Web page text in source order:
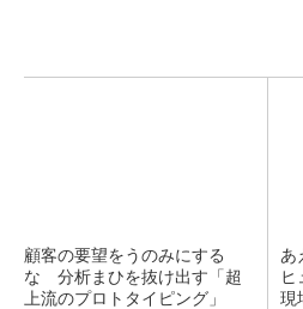
顧客の要望をうのみにする
な 分析まひを抜け出す「超
上流のプロトタイピング」
あ
ヒ
現